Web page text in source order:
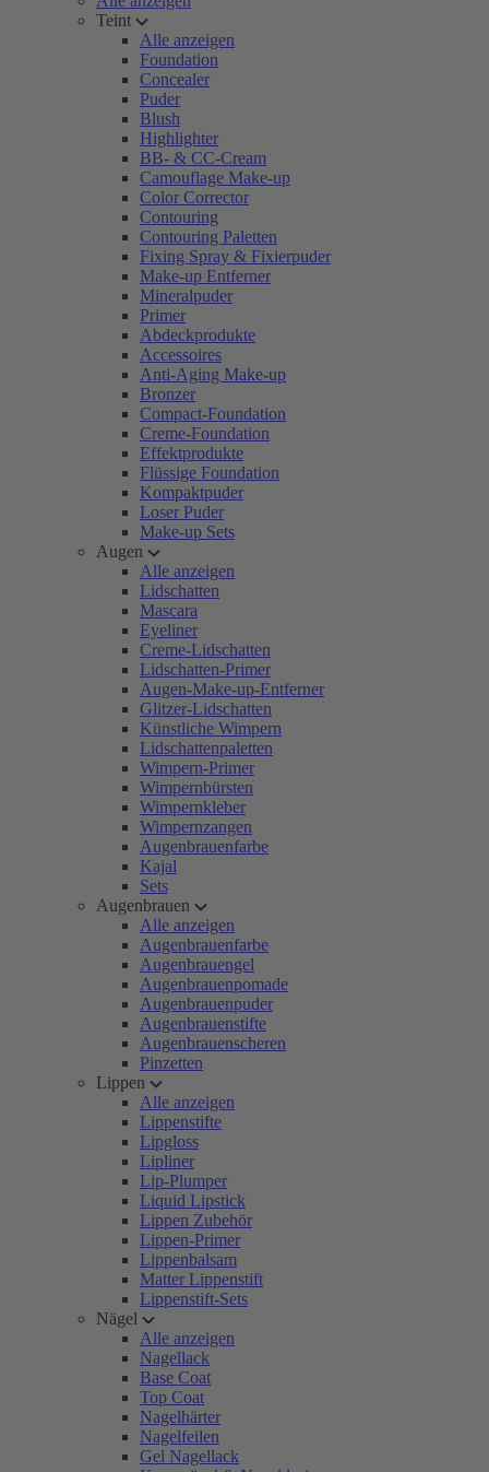
Teint
Alle anzeigen
Foundation
Concealer
Puder
Blush
Highlighter
BB- & CC-Cream
Camouflage Make-up
Color Corrector
Contouring
Contouring Paletten
Fixing Spray & Fixierpuder
Make-up Entferner
Mineralpuder
Primer
Abdeckprodukte
Accessoires
Anti-Aging Make-up
Bronzer
Compact-Foundation
Creme-Foundation
Effektprodukte
Flüssige Foundation
Kompaktpuder
Loser Puder
Make-up Sets
Augen
Alle anzeigen
Lidschatten
Mascara
Eyeliner
Creme-Lidschatten
Lidschatten-Primer
Augen-Make-up-Entferner
Glitzer-Lidschatten
Künstliche Wimpern
Lidschattenpaletten
Wimpern-Primer
Wimpernbürsten
Wimpernkleber
Wimpernzangen
Augenbrauenfarbe
Kajal
Sets
Augenbrauen
Alle anzeigen
Augenbrauenfarbe
Augenbrauengel
Augenbrauenpomade
Augenbrauenpuder
Augenbrauenstifte
Augenbrauenscheren
Pinzetten
Lippen
Alle anzeigen
Lippenstifte
Lipgloss
Lipliner
Lip-Plumper
Liquid Lipstick
Lippen Zubehör
Lippen-Primer
Lippenbalsam
Matter Lippenstift
Lippenstift-Sets
Nägel
Alle anzeigen
Nagellack
Base Coat
Top Coat
Nagelhärter
Nagelfeilen
Gel Nagellack